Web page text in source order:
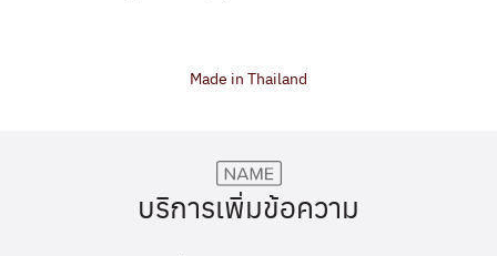
Made in Thailand
บริการเพิ่มข้อความ